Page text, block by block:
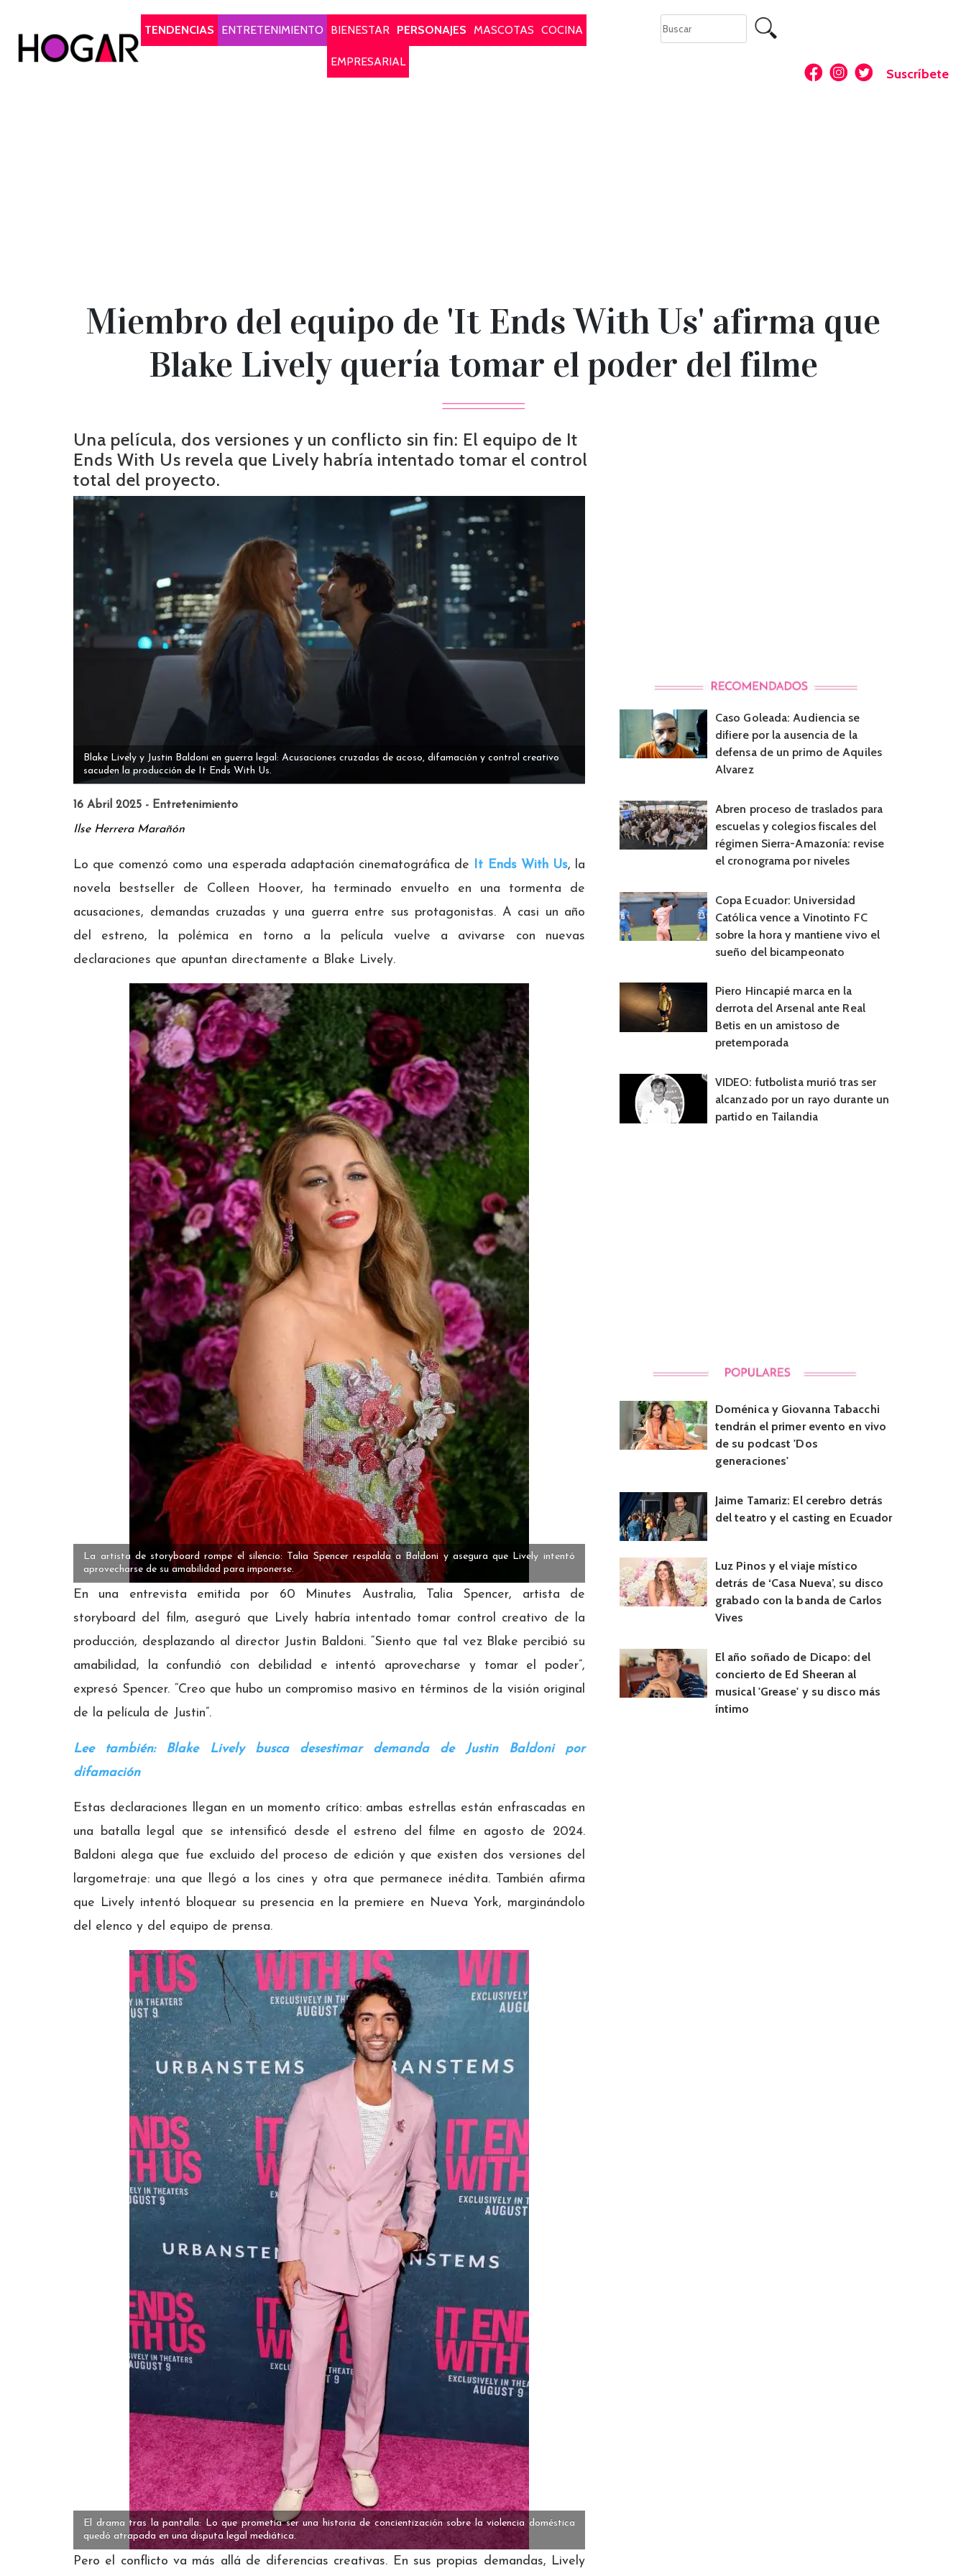
TENDENCIAS
ENTRETENIMIENTO BIENESTAR PERSONAJES MASCOTAS COCINA
EMPRESARIAL
Suscríbete
Miembro del equipo de 'It Ends With Us' afirma que
Blake Lively quería tomar el poder del filme
Una película, dos versiones y un conflicto sin fin: El equipo de It
Ends With Us revela que Lively habría intentado tomar el control
total del proyecto.
Blake Lively y Justin Baldoni en guerra legal: Acusaciones cruzadas de acoso, difamación y control creativo
sacuden la producción de It Ends With Us.
16 Abril 2025 - Entretenimiento
Ilse Herrera Marañón
Lo que comenzó como una esperada adaptación cinematográfica de It Ends With Us, la
novela bestseller de Colleen Hoover, ha terminado envuelto en una tormenta de
acusaciones, demandas cruzadas y una guerra entre sus protagonistas. A casi un año
del estreno, la polémica en torno a la película vuelve a avivarse con nuevas
declaraciones que apuntan directamente a Blake Lively.
La artista de storyboard rompe el silencio: Talia Spencer respalda a Baldoni y asegura que Lively intentó
aprovecharse de su amabilidad para imponerse.
En una entrevista emitida por 60 Minutes Australia, Talia Spencer, artista de
storyboard del film, aseguró que Lively habría intentado tomar control creativo de la
producción, desplazando al director Justin Baldoni. “Siento que tal vez Blake percibió su
amabilidad, la confundió con debilidad e intentó aprovecharse y tomar el poder”,
expresó Spencer. “Creo que hubo un compromiso masivo en términos de la visión original
de la película de Justin”.
Lee también: Blake Lively busca desestimar demanda de Justin Baldoni por
difamación
Estas declaraciones llegan en un momento crítico: ambas estrellas están enfrascadas en
una batalla legal que se intensificó desde el estreno del filme en agosto de 2024.
Baldoni alega que fue excluido del proceso de edición y que existen dos versiones del
largometraje: una que llegó a los cines y otra que permanece inédita. También afirma
que Lively intentó bloquear su presencia en la premiere en Nueva York, marginándolo
del elenco y del equipo de prensa.
El drama tras la pantalla: Lo que prometía ser una historia de concientización sobre la violencia doméstica
quedó atrapada en una disputa legal mediática.
Pero el conflicto va más allá de diferencias creativas. En sus propias demandas, Lively
Caso Goleada: Audiencia se
difiere por la ausencia de la
defensa de un primo de Aquiles
Alvarez
Abren proceso de traslados para
escuelas y colegios fiscales del
régimen Sierra-Amazonía: revise
el cronograma por niveles
Copa Ecuador: Universidad
Católica vence a Vinotinto FC
sobre la hora y mantiene vivo el
sueño del bicampeonato
Piero Hincapié marca en la
derrota del Arsenal ante Real
Betis en un amistoso de
pretemporada
VIDEO: futbolista murió tras ser
alcanzado por un rayo durante un
partido en Tailandia
Doménica y Giovanna Tabacchi
tendrán el primer evento en vivo
de su podcast 'Dos
generaciones'
Jaime Tamariz: El cerebro detrás
del teatro y el casting en Ecuador
Luz Pinos y el viaje místico
detrás de ‘Casa Nueva’, su disco
grabado con la banda de Carlos
Vives
El año soñado de Dicapo: del
concierto de Ed Sheeran al
musical 'Grease' y su disco más
íntimo